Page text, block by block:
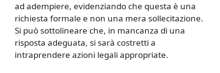
ad adempiere, evidenziando che questa è una
richiesta formale e non una mera sollecitazione.
Si può sottolineare che, in mancanza di una
risposta adeguata, si sarà costretti a
intraprendere azioni legali appropriate.